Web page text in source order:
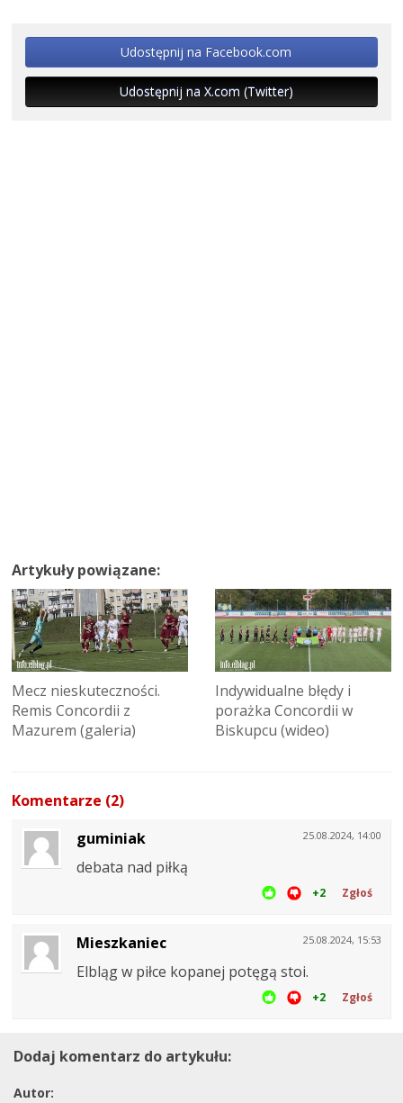
Udostępnij na Facebook.com
Udostępnij na X.com (Twitter)
Artykuły powiązane:
Mecz nieskuteczności.
Remis Concordii z
Mazurem (galeria)
Indywidualne błędy i
porażka Concordii w
Biskupcu (wideo)
Komentarze (2)
25.08.2024, 14:00
guminiak
debata nad piłką
+2 Zgłoś
25.08.2024, 15:53
Mieszkaniec
Elbląg w piłce kopanej potęgą stoi.
+2 Zgłoś
Dodaj komentarz do artykułu:
Autor: